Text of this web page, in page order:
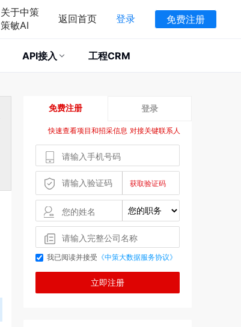
关于中策
策敏AI
返回首页 登录 免费注册
API接入 工程CRM
免费注册 登录
快速查看项目和招采信息 对接关键联系人
我已阅读并接受 《中策大数据服务协议》
立即注册